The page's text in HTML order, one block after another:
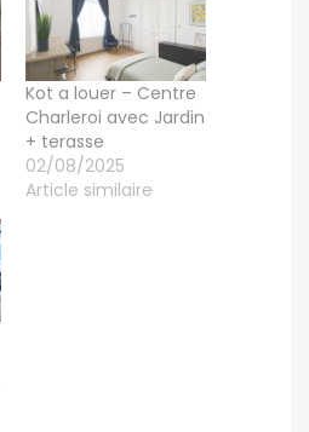
Kot a louer – Centre
Charleroi avec Jardin
+ terasse
02/08/2025
Article similaire